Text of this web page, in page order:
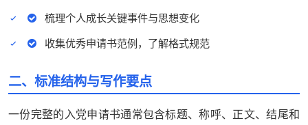
梳理个人成长关键事件与思想变化
收集优秀申请书范例，了解格式规范
二、标准结构与写作要点
一份完整的入党申请书通常包含标题、称呼、正文、结尾和